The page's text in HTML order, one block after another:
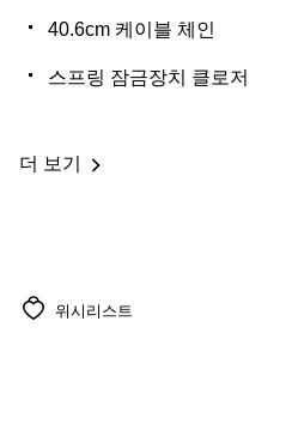
40.6cm 케이블 체인
스프링 잠금장치 클로저
더 보기
위시리스트